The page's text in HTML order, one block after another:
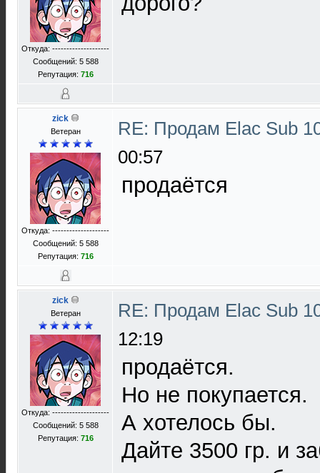
Откуда: --------------------
Сообщений: 5 588
Репутация: 716
zick
Ветеран
Откуда: --------------------
Сообщений: 5 588
Репутация: 716
RE: Продам Elac Sub
00:57
продаётся
zick
Ветеран
Откуда: --------------------
Сообщений: 5 588
Репутация: 716
RE: Продам Elac Sub
12:19
продаётся.
Но не покупается.
А хотелось бы.
Дайте 3500 гр. и